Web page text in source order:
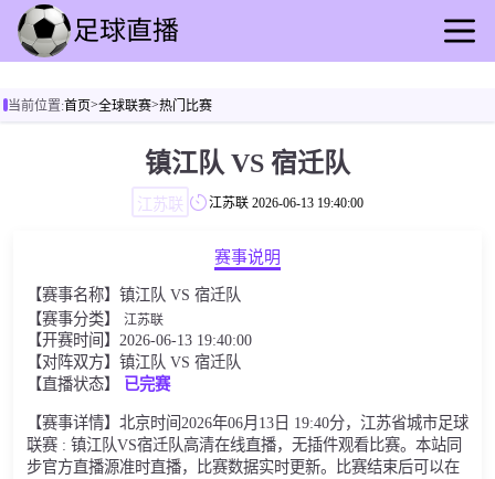
足球直播
全球联赛
当前位置:首页>全球联赛>热门比赛
镇江队 VS 宿迁队
江苏联 江苏联 2026-06-13 19:40:00
赛事说明
【赛事名称】镇江队 VS 宿迁队
【赛事分类】 江苏联
【开赛时间】2026-06-13 19:40:00
【对阵双方】镇江队 VS 宿迁队
【直播状态】
已完赛
【赛事详情】北京时间2026年06月13日 19:40分，江苏省城市足球
联赛 : 镇江队VS宿迁队高清在线直播，无插件观看比赛。本站同
步官方直播源准时直播，比赛数据实时更新。比赛结束后可以在